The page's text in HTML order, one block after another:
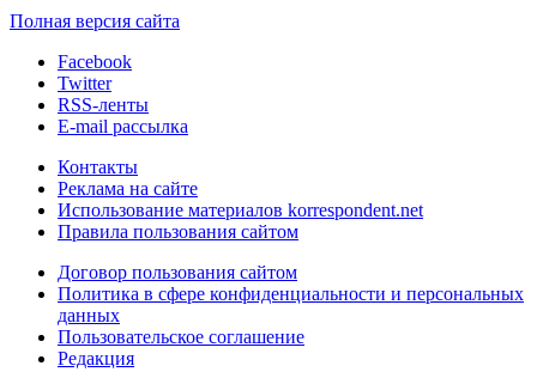
Полная версия сайта
Facebook
Twitter
RSS-ленты
E-mail рассылка
Контакты
Реклама на сайте
Использование материалов korrespondent.net
Правила пользования сайтом
Договор пользования сайтом
Политика в сфере конфиденциальности и персональных
данных
Пользовательское соглашение
Редакция